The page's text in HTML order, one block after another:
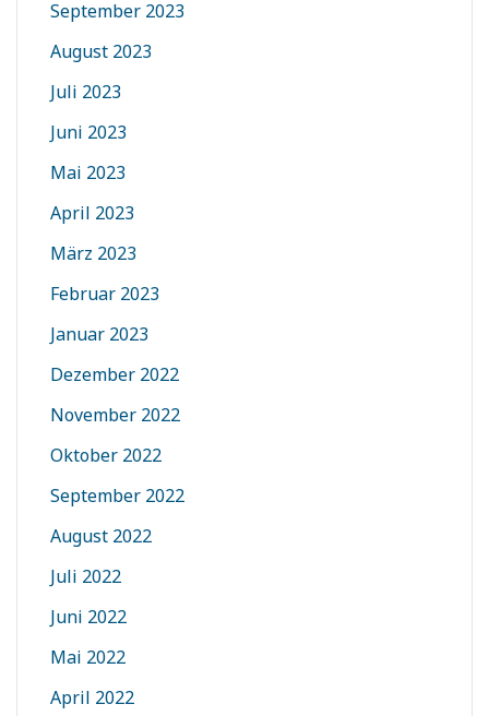
September 2023
August 2023
Juli 2023
Juni 2023
Mai 2023
April 2023
März 2023
Februar 2023
Januar 2023
Dezember 2022
November 2022
Oktober 2022
September 2022
August 2022
Juli 2022
Juni 2022
Mai 2022
April 2022